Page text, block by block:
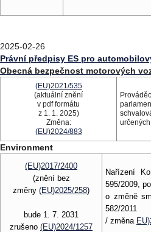
2025-02-26
Právní předpisy ES pro
Obecná bezpečnost motorových
(EU)2021/535
(aktuální znění
v pdf formátu
z 1. 1. 2025)
Změna:
(EU)2024/883
Environment
(EU)2017/2400
(znění bez
změny (EU)2025/258)
bude 1. 7. 2031
zrušeno (EU)2024/1257
Nařízení
595/2009,
o změně
582/2011
/ změna